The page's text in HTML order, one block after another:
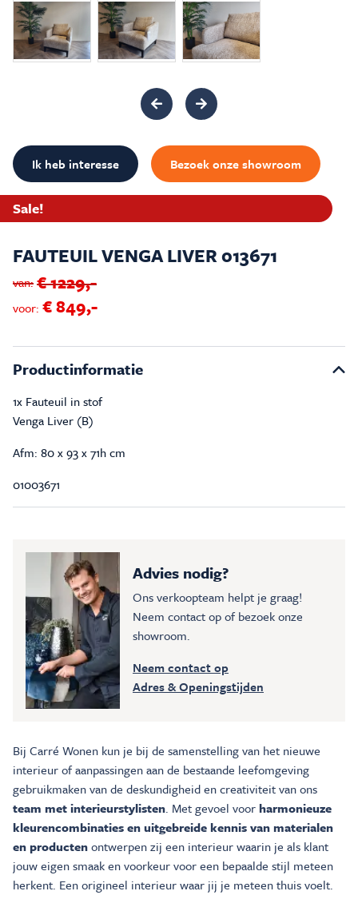
Inspiratie & Advies
Sale!
FAUTEUIL VENGA LIVER 013671
voor: € 849,-
van:€ 1229,-
Ik heb interesse Bezoek onze showroom
Productinformatie
1x Fauteuil in stof
Venga Liver (B)
Afm: 80 x 93 x 71h cm
01003671
Advies nodig?
Ons verkoopteam helpt je graag!
Neem contact op of bezoek onze
showroom.
Neem contact op
Adres & Openingstijden
Bij Carré Wonen kun je bij de samenstelling van het nieuwe
interieur of aanpassingen aan de bestaande leefomgeving
gebruikmaken van de deskundigheid en creativiteit van ons
team met interieurstylisten. Met gevoel voorharmonieuze
kleurencombinaties en uitgebreide kennis van materialen
en productenontwerpen zij een interieur waarin je als klant
jouw eigen smaak en voorkeur voor een bepaalde stijl meteen
herkent. Een origineel interieur waar jij je meteen thuis voelt.